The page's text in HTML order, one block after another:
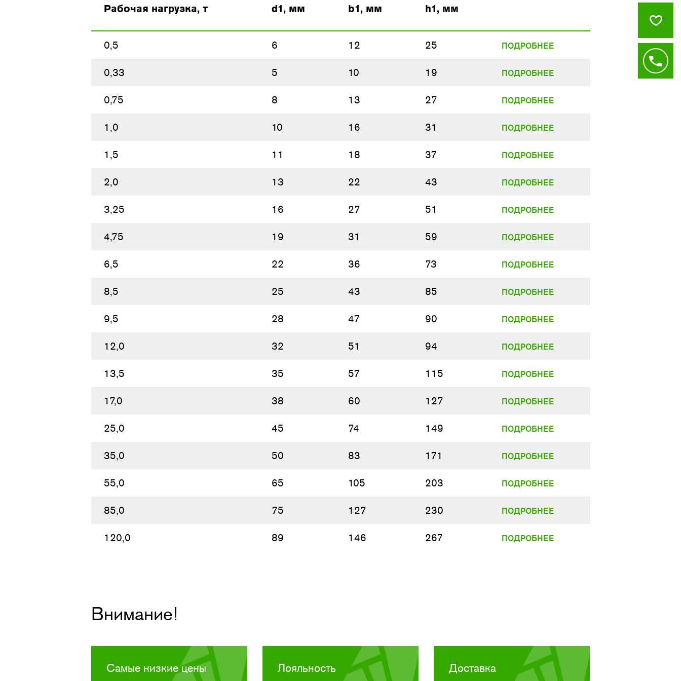
Рабочая нагрузка, т d1, мм b1, мм h1, мм
0,5 6 12 25 ПОДРОБНЕЕ
0,33 5 10 19 ПОДРОБНЕЕ
0,75 8 13 27 ПОДРОБНЕЕ
1,0 10 16 31 ПОДРОБНЕЕ
1,5 11 18 37 ПОДРОБНЕЕ
2,0 13 22 43 ПОДРОБНЕЕ
3,25 16 27 51 ПОДРОБНЕЕ
4,75 19 31 59 ПОДРОБНЕЕ
6,5 22 36 73 ПОДРОБНЕЕ
8,5 25 43 85 ПОДРОБНЕЕ
9,5 28 47 90 ПОДРОБНЕЕ
12,0 32 51 94 ПОДРОБНЕЕ
13,5 35 57 115 ПОДРОБНЕЕ
17,0 38 60 127 ПОДРОБНЕЕ
25,0 45 74 149 ПОДРОБНЕЕ
35,0 50 83 171 ПОДРОБНЕЕ
55,0 65 105 203 ПОДРОБНЕЕ
85,0 75 127 230 ПОДРОБНЕЕ
120,0 89 146 267 ПОДРОБНЕЕ
Внимание!
Самые низкие цены Лояльность Доставка